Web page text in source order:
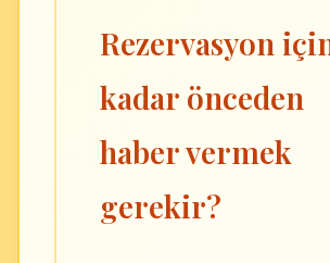
Rezervasyon
kadar önceden
haber vermek
gerekir?